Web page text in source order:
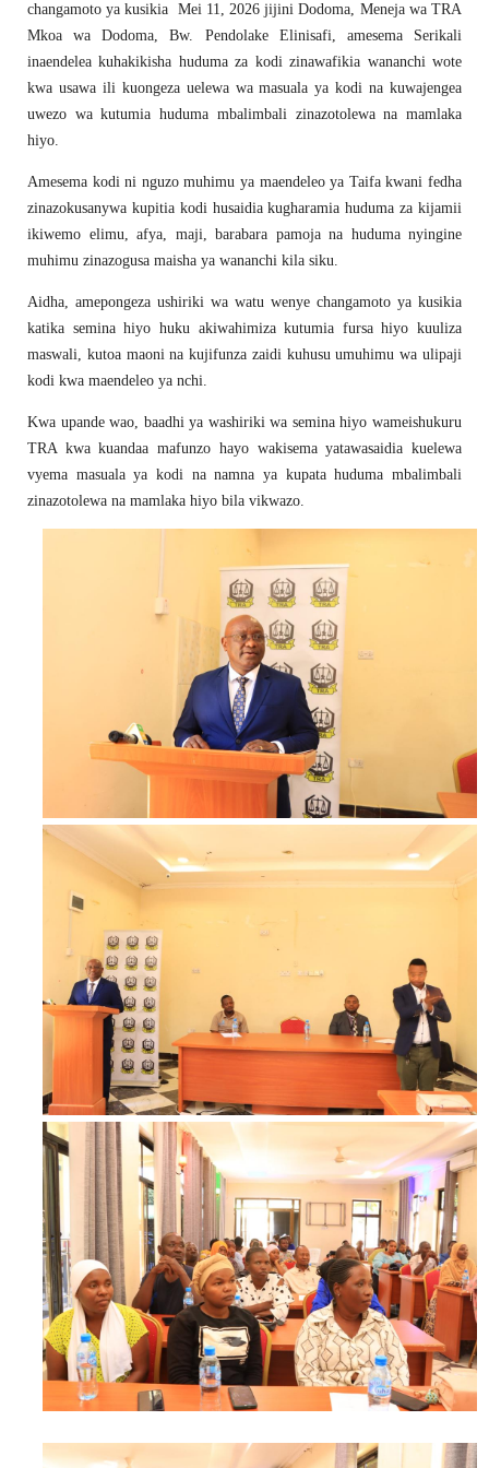
changamoto ya kusikia Mei 11, 2026 jijini Dodoma, Meneja wa TRA
Mkoa wa Dodoma, Bw. Pendolake Elinisafi, amesema Serikali
inaendelea kuhakikisha huduma za kodi zinawafikia wananchi wote
kwa usawa ili kuongeza uelewa wa masuala ya kodi na kuwajengea
uwezo wa kutumia huduma mbalimbali zinazotolewa na mamlaka
hiyo.
Amesema kodi ni nguzo muhimu ya maendeleo ya Taifa kwani fedha
zinazokusanywa kupitia kodi husaidia kugharamia huduma za kijamii
ikiwemo elimu, afya, maji, barabara pamoja na huduma nyingine
muhimu zinazogusa maisha ya wananchi kila siku.
Aidha, amepongeza ushiriki wa watu wenye changamoto ya kusikia
katika semina hiyo huku akiwahimiza kutumia fursa hiyo kuuliza
maswali, kutoa maoni na kujifunza zaidi kuhusu umuhimu wa ulipaji
kodi kwa maendeleo ya nchi.
Kwa upande wao, baadhi ya washiriki wa semina hiyo wameishukuru
TRA kwa kuandaa mafunzo hayo wakisema yatawasaidia kuelewa
vyema masuala ya kodi na namna ya kupata huduma mbalimbali
zinazotolewa na mamlaka hiyo bila vikwazo.